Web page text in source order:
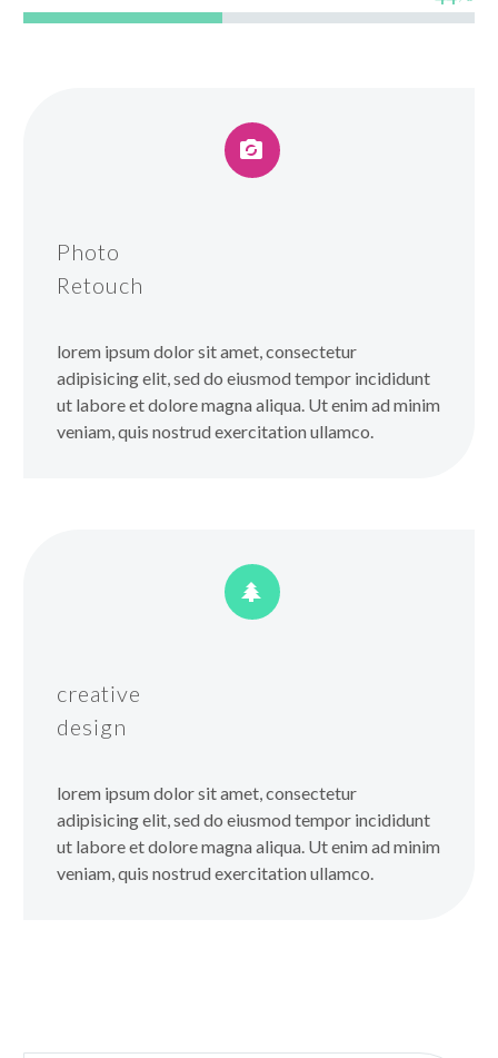


Photo
Retouch
lorem ipsum dolor sit amet, consectetur
adipisicing elit, sed do eiusmod tempor incididunt
ut labore et dolore magna aliqua. Ut enim ad minim
veniam, quis nostrud exercitation ullamco.


creative
design
lorem ipsum dolor sit amet, consectetur
adipisicing elit, sed do eiusmod tempor incididunt
ut labore et dolore magna aliqua. Ut enim ad minim
veniam, quis nostrud exercitation ullamco.